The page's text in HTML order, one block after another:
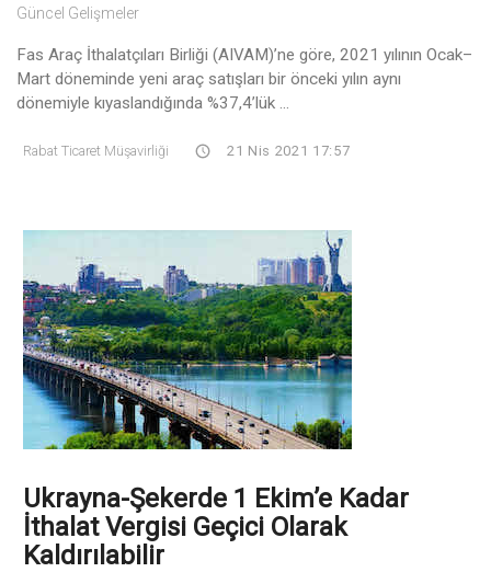
Güncel Gelişmeler
Fas Araç İthalatçıları Birliği (AIVAM)’ne göre, 2021 yılının Ocak–
Mart döneminde yeni araç satışları bir önceki yılın aynı
dönemiyle kıyaslandığında %37,4’lük ...
Rabat Ticaret Müşavirliği 21 Nis 2021 17:57
Ukrayna-Şekerde 1 Ekim’e Kadar
İthalat Vergisi Geçici Olarak
Kaldırılabilir